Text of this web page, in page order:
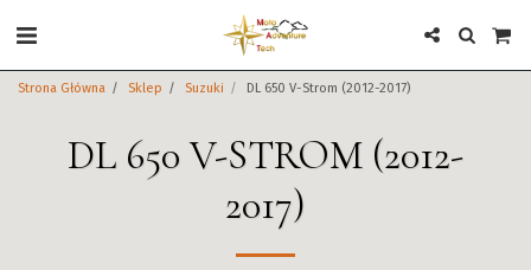
Strona Główna Sklep Suzuki DL 650 V-Strom (2012-2017)
DL 650 V-STROM (2012-
2017)